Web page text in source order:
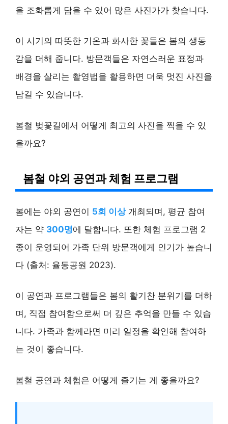
을 조화롭게 담을 수 있어 많은 사진가가 찾습니다.
이 시기의 따뜻한 기온과 화사한 꽃들은 봄의 생동
감을 더해 줍니다. 방문객들은 자연스러운 표정과
배경을 살리는 촬영법을 활용하면 더욱 멋진 사진을
남길 수 있습니다.
봄철 벚꽃길에서 어떻게 최고의 사진을 찍을 수 있
을까요?
봄철 야외 공연과 체험 프로그램
봄에는 야외 공연이 5회 이상개최되며, 평균 참여
자는 약 300명에 달합니다. 또한 체험 프로그램 2
종이 운영되어 가족 단위 방문객에게 인기가 높습니
다 (출처: 율동공원 2023).
이 공연과 프로그램들은 봄의 활기찬 분위기를 더하
며, 직접 참여함으로써 더 깊은 추억을 만들 수 있습
니다. 가족과 함께라면 미리 일정을 확인해 참여하
는 것이 좋습니다.
봄철 공연과 체험은 어떻게 즐기는 게 좋을까요?